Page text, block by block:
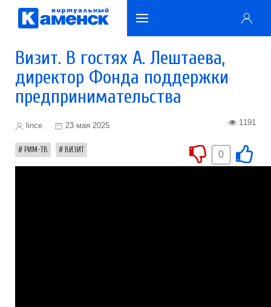
Визит. В гостях А. Лештаева,
директор Фонда поддержки
предпринимательства
lince 23 мая 2025 1191
РИМ-ТВ ВИЗИТ 0